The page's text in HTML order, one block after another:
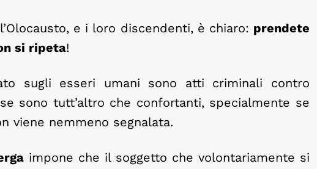
e i loro discendenti, è chiaro: prendete
si ripeta!
sugli esseri umani sono atti criminali contro
sono tutt’altro che confortanti, specialmente se
viene nemmeno segnalata.
impone che il soggetto che volontariamente si